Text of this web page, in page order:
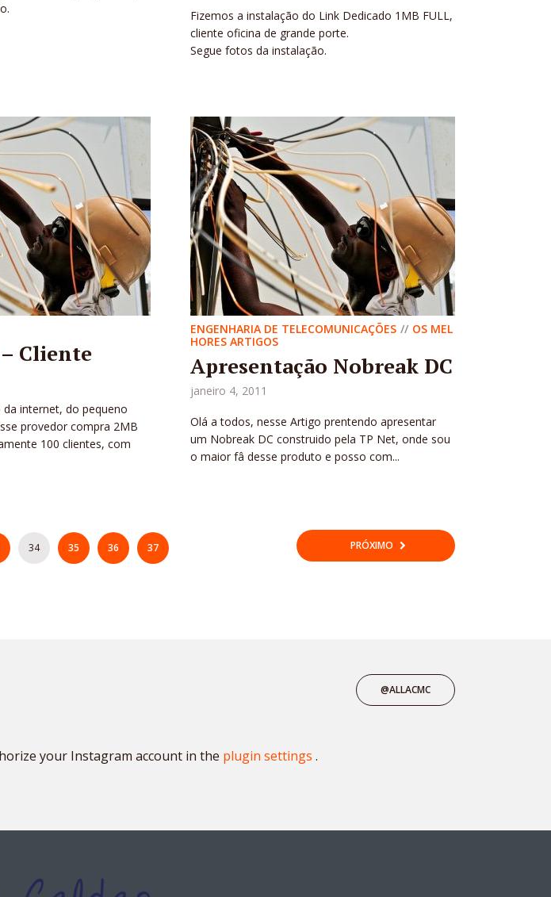
Fizemos a instalação do Link Dedicado 1MB FULL,
cliente oficina de grande porte.
Segue fotos da instalação.
Cliente
internet, do pequeno
provedor compra 2MB
100 clientes, com
ENGENHARIA DE TELECOMUNICAÇÕES
OS MEL
HORES ARTIGOS
Apresentação Nobreak DC
janeiro 4, 2011
Olá a todos, nesse Artigo prentendo apresentar
um Nobreak DC construido pela TP Net, onde sou
o maior fâ desse produto e posso com...
34 35 36 37 PRÓXIMO
@ALLACMC
your Instagram account in the plugin settings .